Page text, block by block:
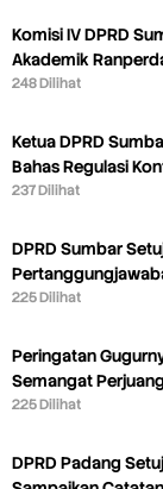
Komisi IV DPRD
Akademik
248 Dilihat
Ketua DPRD
Bahas Regulasi
237 Dilihat
DPRD Sumbar
225 Dilihat
Peringatan
Semangat
225 Dilihat
DPRD Padang